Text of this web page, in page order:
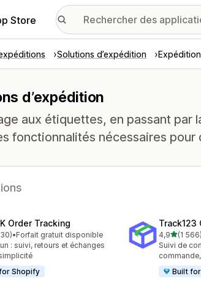
Store
Solutions d’expédition Expédition
d’expédition
aux étiquettes, en passant
fonctionnalités nécessaires
Order Tracking
sur 5
au total
•Forfait gratuit disponible
: suivi, retours et échanges
Shopify
Track123
4,9étoile(s)
(1 566)
1566 avis
Suivi de
Built